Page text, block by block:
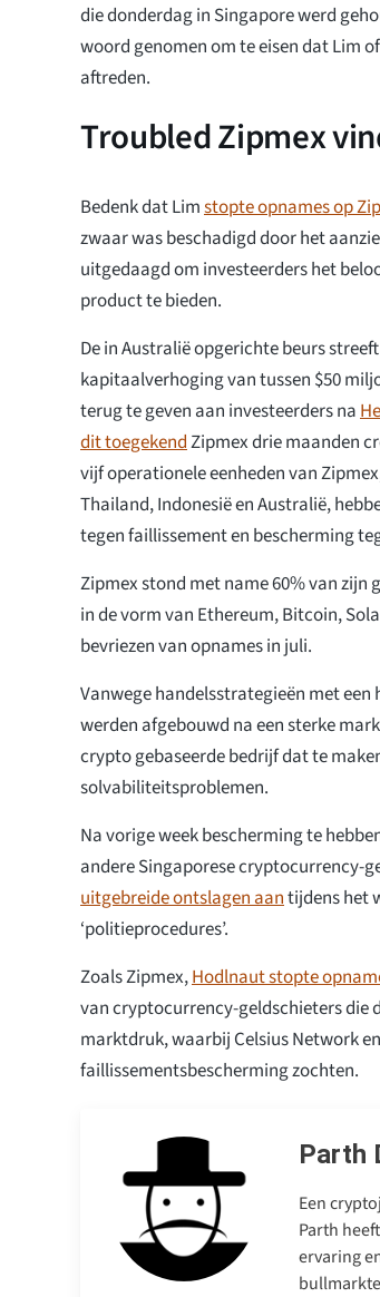
die donderdag in Singapore werd
woord genomen om te eisen dat Lim
aftreden.
Troubled Zipmex
Bedenk dat Limstopte opnames op
zwaar was beschadigd door het
uitgedaagd om investeerders het
product te bieden.
De in Australië opgerichte beurs
kapitaalverhoging van tussen $50
terug te geven aan investeerders na
dit toegekendZipmex drie maanden
vijf operationele eenheden van
Thailand, Indonesië en Australië,
tegen faillissement en bescherming
Zipmex stond met name 60% van zijn
in de vorm van Ethereum, Bitcoin,
bevriezen van opnames in juli.
Vanwege handelsstrategieën met
werden afgebouwd na een sterke
crypto gebaseerde bedrijf dat te
solvabiliteitsproblemen.
Na vorige week bescherming te
andere Singaporese cryptocurrency-
uitgebreide ontslagen aantijdens het
‘politieprocedures’.
Zoals Zipmex,Hodlnaut stopte
van cryptocurrency-geldschieters die
marktdruk, waarbij Celsius Network
faillissementsbescherming zochten.
Parth
Een
Parth
ervaring